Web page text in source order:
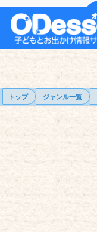
トップ ジャンル一覧